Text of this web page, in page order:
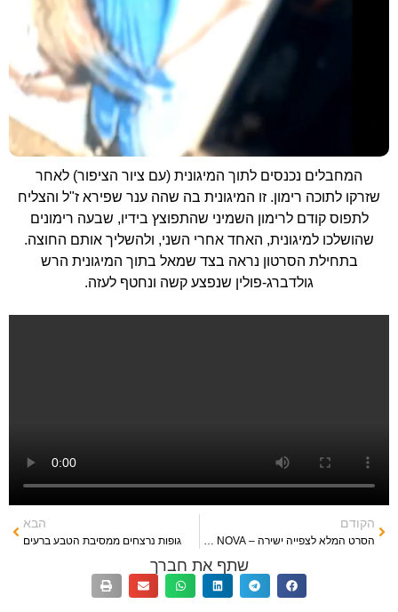
המחבלים נכנסים לתוך המיגונית (עם ציור הציפור) לאחר
שזרקו לתוכה רימון. זו המיגונית בה שהה ענר שפירא ז"ל והצליח
לתפוס קודם לרימון השמיני שהתפוצץ בידיו, שבעה רימונים
שהושלכו למיגונית, האחד אחרי השני, ולהשליך אותם החוצה.
בתחילת הסרטון נראה בצד שמאל בתוך המיגונית הרש
גולדברג-פולין שנפצע קשה ונחטף לעזה.
הקודם
הסרט המלא לצפייה ישירה – NOVA – דוקו yes
הבא
גופות נרצחים ממסיבת הטבע ברעים
שתף את חברך